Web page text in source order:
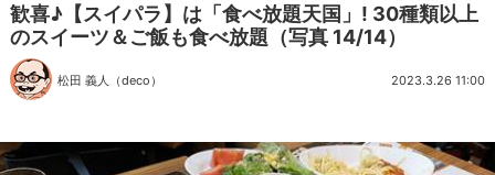
歓喜♪【スイパラ】は「食べ放題天国」! 30種類以上
のスイーツ＆ご飯も食べ放題（写真 14/14）
松田 義人（deco） 2023.3.26 11:00